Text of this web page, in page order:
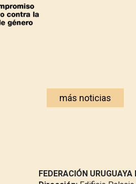
más noticias
FEDERACIÓN